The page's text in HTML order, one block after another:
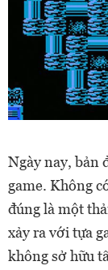
Ngày nay, bản
game. Không
đúng là một
xảy ra với tựa
không sở hữu